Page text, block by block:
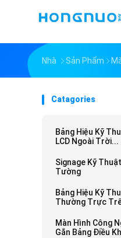
Nhà Sản Phẩm
Catagories
Bảng Hiệu Kỹ
LCD Ngoài Trời...
Signage Kỹ
Tường
Bảng Hiệu Kỹ
Thường Trực
Màn Hình Công
Gắn Bảng Điều